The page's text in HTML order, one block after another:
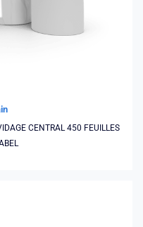
CENTRAL 450 FEUILLES